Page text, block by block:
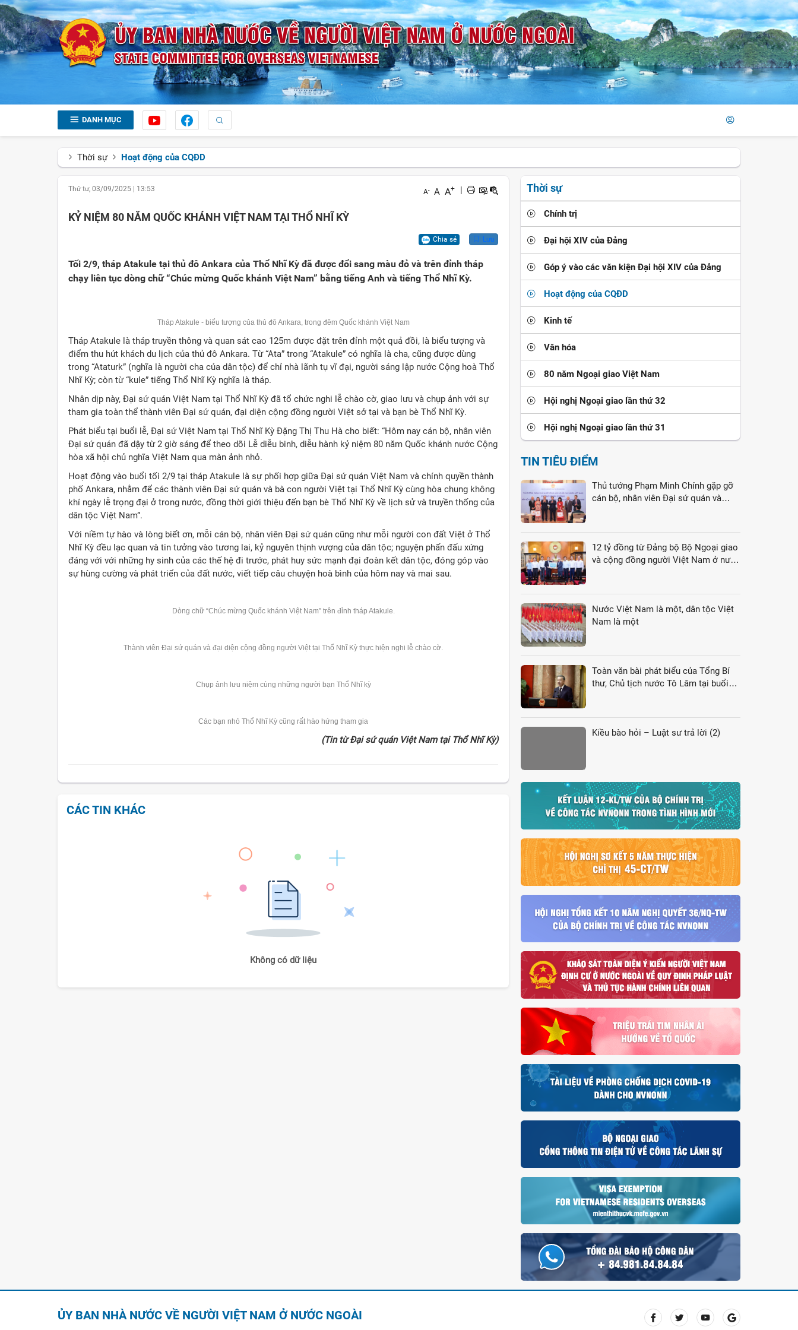
DANH MỤC
Thời sự Hoạt động của CQĐD
Thứ tư, 03/09/2025 13:53 A- A A+ |
KỶ NIỆM 80 NĂM QUỐC KHÁNH VIỆT NAM TẠI THỔ NHĨ KỲ
Chia sẻ Lưu
Tối 2/9, tháp Atakule tại thủ đô Ankara của Thổ Nhĩ Kỳ đã được đổi sang màu đỏ và trên đỉnh tháp
chạy liên tục dòng chữ “Chúc mừng Quốc khánh Việt Nam” bằng tiếng Anh và tiếng Thổ Nhĩ Kỳ.
Tháp Atakule - biểu tượng của thủ đô Ankara, trong đêm Quốc khánh Việt Nam
Tháp Atakule là tháp truyền thông và quan sát cao 125m được đặt trên đỉnh một quả đồi, là biểu tượng và
điểm thu hút khách du lịch của thủ đô Ankara. Từ “Ata” trong “Atakule” có nghĩa là cha, cũng được dùng
trong “Ataturk” (nghĩa là người cha của dân tộc) để chỉ nhà lãnh tụ vĩ đại, người sáng lập nước Cộng hoà Thổ
Nhĩ Kỳ; còn từ “kule” tiếng Thổ Nhĩ Kỳ nghĩa là tháp.
Nhân dịp này, Đại sứ quán Việt Nam tại Thổ Nhĩ Kỳ đã tổ chức nghi lễ chào cờ, giao lưu và chụp ảnh với sự
tham gia toàn thể thành viên Đại sứ quán, đại diện cộng đồng người Việt sở tại và bạn bè Thổ Nhĩ Kỳ.
Phát biểu tại buổi lễ, Đại sứ Việt Nam tại Thổ Nhĩ Kỳ Đặng Thị Thu Hà cho biết: “Hôm nay cán bộ, nhân viên
Đại sứ quán đã dậy từ 2 giờ sáng để theo dõi Lễ diễu binh, diễu hành kỷ niệm 80 năm Quốc khánh nước Cộng
hòa xã hội chủ nghĩa Việt Nam qua màn ảnh nhỏ.
Hoạt động vào buổi tối 2/9 tại tháp Atakule là sự phối hợp giữa Đại sứ quán Việt Nam và chính quyền thành
phố Ankara, nhằm để các thành viên Đại sứ quán và bà con người Việt tại Thổ Nhĩ Kỳ cùng hòa chung không
khí ngày lễ trọng đại ở trong nước, đồng thời giới thiệu đến bạn bè Thổ Nhĩ Kỳ về lịch sử và truyền thống của
dân tộc Việt Nam”.
Với niềm tự hào và lòng biết ơn, mỗi cán bộ, nhân viên Đại sứ quán cũng như mỗi người con đất Việt ở Thổ
Nhĩ Kỳ đều lạc quan và tin tưởng vào tương lai, kỷ nguyên thịnh vượng của dân tộc; nguyện phấn đấu xứng
đáng với với những hy sinh của các thế hệ đi trước, phát huy sức mạnh đại đoàn kết dân tộc, đóng góp vào
sự hùng cường và phát triển của đất nước, viết tiếp câu chuyện hoà bình của hôm nay và mai sau.
Dòng chữ “Chúc mừng Quốc khánh Việt Nam” trên đỉnh tháp Atakule.
Thành viên Đại sứ quán và đại diện cộng đồng người Việt tại Thổ Nhĩ Kỳ thực hiện nghi lễ chào cờ.
Chụp ảnh lưu niệm cùng những người bạn Thổ Nhĩ kỳ
Các bạn nhỏ Thổ Nhĩ Kỳ cũng rất hào hứng tham gia
(Tin từ Đại sứ quán Việt Nam tại Thổ Nhĩ Kỳ)
CÁC TIN KHÁC
Không có dữ liệu
Thời sự
Chính trị
Đại hội XIV của Đảng
Góp ý vào các văn kiện Đại hội XIV của Đảng
Hoạt động của CQĐD
Kinh tế
Văn hóa
80 năm Ngoại giao Việt Nam
Hội nghị Ngoại giao lần thứ 32
Hội nghị Ngoại giao lần thứ 31
TIN TIÊU ĐIỂM
Thủ tướng Phạm Minh Chính gặp gỡ
cán bộ, nhân viên Đại sứ quán và
12 tỷ đồng từ Đảng bộ Bộ Ngoại giao
và cộng đồng người Việt Nam ở nước
Nước Việt Nam là một, dân tộc Việt
Nam là một
Toàn văn bài phát biểu của Tổng Bí
thư, Chủ tịch nước Tô Lâm tại buổi
Kiều bào hỏi – Luật sư trả lời (2)
ỦY BAN NHÀ NƯỚC VỀ NGƯỜI VIỆT NAM Ở NƯỚC NGOÀI